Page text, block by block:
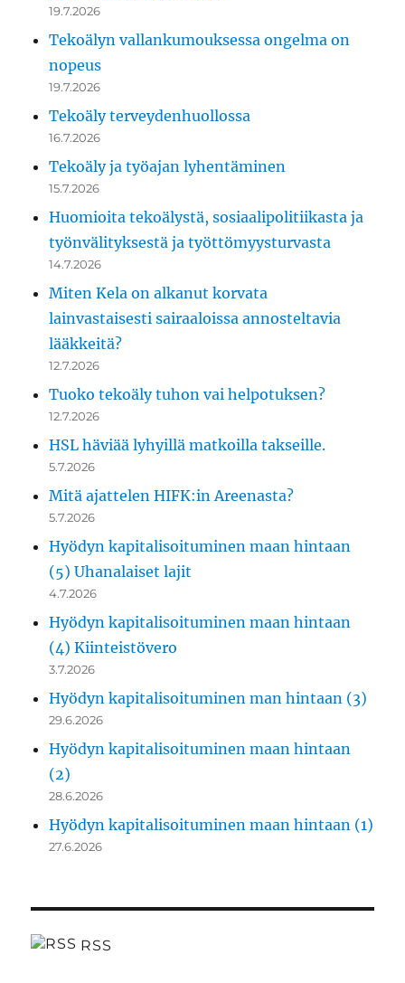
19.7.2026
Tekoälyn vallankumouksessa ongelma on
nopeus
19.7.2026
Tekoäly terveydenhuollossa
16.7.2026
Tekoäly ja työajan lyhentäminen
15.7.2026
Huomioita tekoälystä, sosiaalipolitiikasta ja
työnvälityksestä ja työttömyysturvasta
14.7.2026
Miten Kela on alkanut korvata
lainvastaisesti sairaaloissa annosteltavia
lääkkeitä?
12.7.2026
Tuoko tekoäly tuhon vai helpotuksen?
12.7.2026
HSL häviää lyhyillä matkoilla takseille.
5.7.2026
Mitä ajattelen HIFK:in Areenasta?
5.7.2026
Hyödyn kapitalisoituminen maan hintaan
(5) Uhanalaiset lajit
4.7.2026
Hyödyn kapitalisoituminen maan hintaan
(4) Kiinteistövero
3.7.2026
Hyödyn kapitalisoituminen man hintaan (3)
29.6.2026
Hyödyn kapitalisoituminen maan hintaan
(2)
28.6.2026
Hyödyn kapitalisoituminen maan hintaan (1)
27.6.2026
RSS